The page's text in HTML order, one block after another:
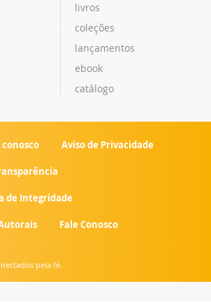
livros
coleções
lançamentos
ebook
catálogo
Aviso de Privacidade
de Integridade
Fale Conosco
pela fé.